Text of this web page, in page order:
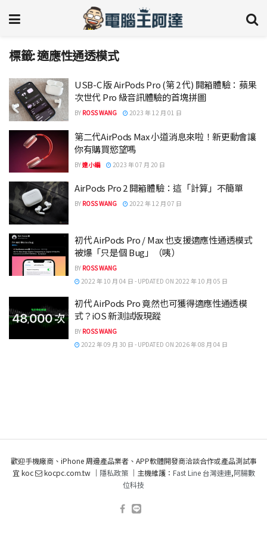
標籤:適應性通透模式
USB-C 版 AirPods Pro (第 2 代) 開箱體驗：蘋果
次世代 Pro 級音訊體驗的首塊拼圖
BY ROSS WANG 2023 年 12 月 01 日
第二代AirPods Max 小道消息來啦！新更動會讓
你有購買慾望嗎
BY達小編 2023 年 07 月 20 日
AirPods Pro 2 開箱體驗：這「計算」不簡單
BY ROSS WANG 2022 年 12 月 07 日
初代 AirPods Pro / Max 也支援適應性通透模式
被爆「只是個 Bug」（咦）
BY ROSS WANG
2022 年 10 月 04 日 - UPDATED ON 2022 年 10 月 05 日
初代 AirPods Pro 竟然也可獲得適應性通透模
式？iOS 新測試版現蹤
BY ROSS WANG
2022 年 09 月 30 日 - UPDATED ON 2026 年 08 月 04 日
歡迎手機廠商、iPhone 周邊產品業者、APP軟體開發商洽談合作或產品測試事
宜 koc
kocpc.com.tw ｜ 隱私政策｜主機維護： Fast Line 台灣速連,阿腸數
位科技